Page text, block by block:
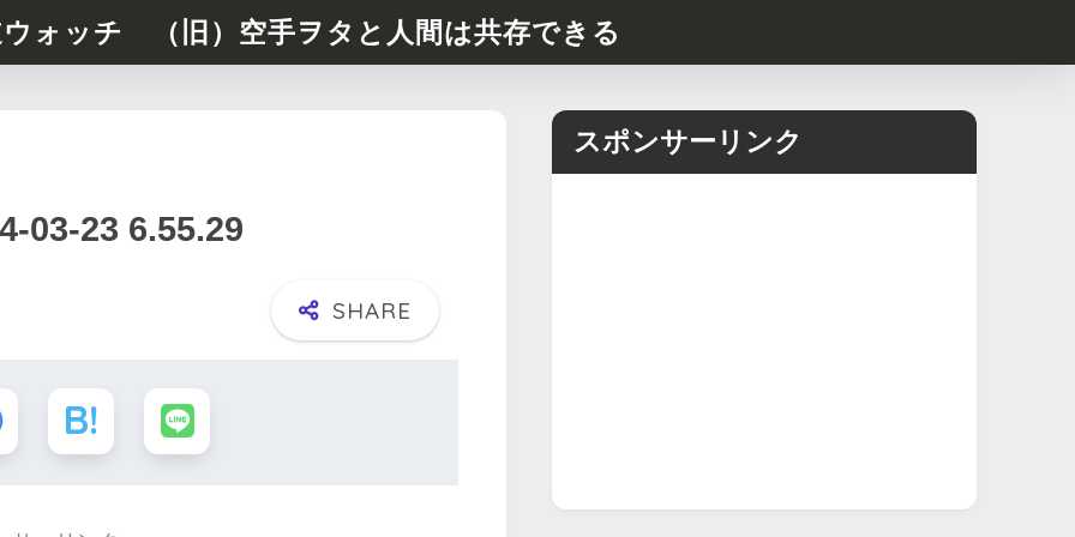
ォッチ （旧）空手ヲタと人間は共存できる
03-23 6.55.29
スポンサーリンク